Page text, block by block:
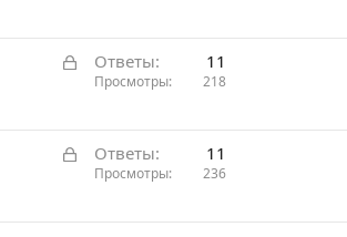
р
ыЗ
р
ы
Ответы 11
Просмотры 218
З
р
Ответы 11
Просмотры 236